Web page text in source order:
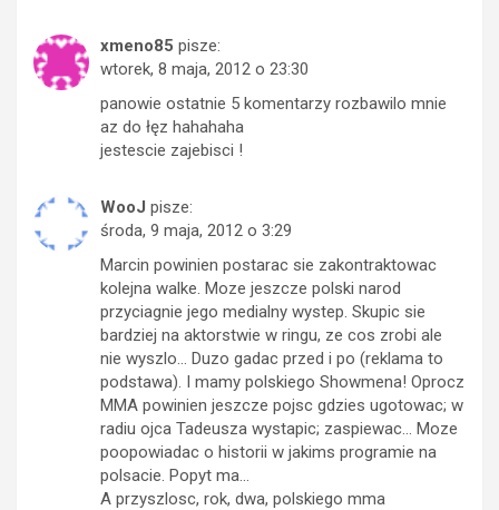
xmeno85 pisze:
wtorek, 8 maja, 2012 o 23:30
panowie ostatnie 5 komentarzy rozbawilo mnie
az do łęz hahahaha
jestescie zajebisci !
WooJ pisze:
środa, 9 maja, 2012 o 3:29
Marcin powinien postarac sie zakontraktowac
kolejna walke. Moze jeszcze polski narod
przyciagnie jego medialny wystep. Skupic sie
bardziej na aktorstwie w ringu, ze cos zrobi ale
nie wyszlo… Duzo gadac przed i po (reklama to
podstawa). I mamy polskiego Showmena! Oprocz
MMA powinien jeszcze pojsc gdzies ugotowac; w
radiu ojca Tadeusza wystapic; zaspiewac… Moze
poopowiadac o historii w jakims programie na
polsacie. Popyt ma…
A przyszlosc, rok, dwa, polskiego mma